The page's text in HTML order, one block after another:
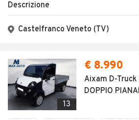
Descrizione
Castelfranco Veneto (TV)
13
€ 8.990
Aixam D-
DOPPIO